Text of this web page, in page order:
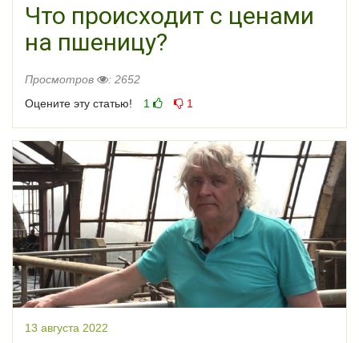
Что происходит с ценами
на пшеницу?
Просмотров
: 2652
Оцените эту статью!
1 1
13 августа 2022